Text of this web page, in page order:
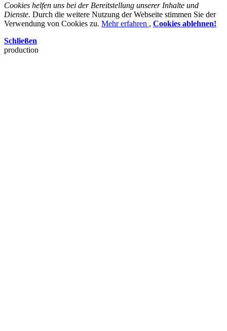
Cookies helfen uns bei der Bereitstellung unserer Inhalte und
Dienste. Durch die weitere Nutzung der Webseite stimmen Sie der
Verwendung von Cookies zu. Mehr erfahren , Cookies ablehnen!
Schließen
production